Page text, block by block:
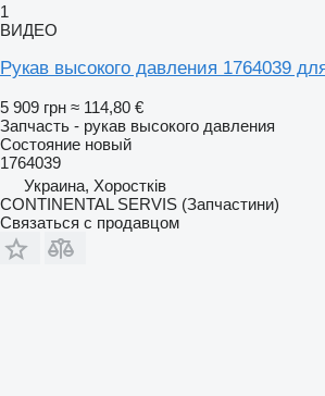
1
ВИДЕО
Рукав высокого давления 1764039
5 909 грн ≈ 114,80 €
Запчасть - рукав высокого давления
Состояние новый
1764039
Украина, Хоростків
CONTINENTAL SERVIS (Запчастини)
Связаться с продавцом